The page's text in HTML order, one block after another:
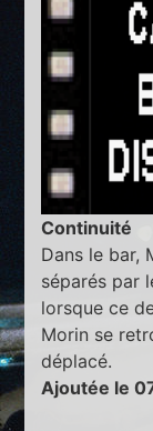
Continuité
Dans le bar,
séparés par
lorsque ce
Morin se
déplacé.
Ajoutée le